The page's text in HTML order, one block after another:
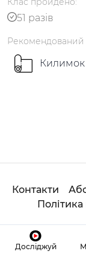
Досліджуй
51 разів
Рекомендований
Килимок
Контакти
Політика
© 2020